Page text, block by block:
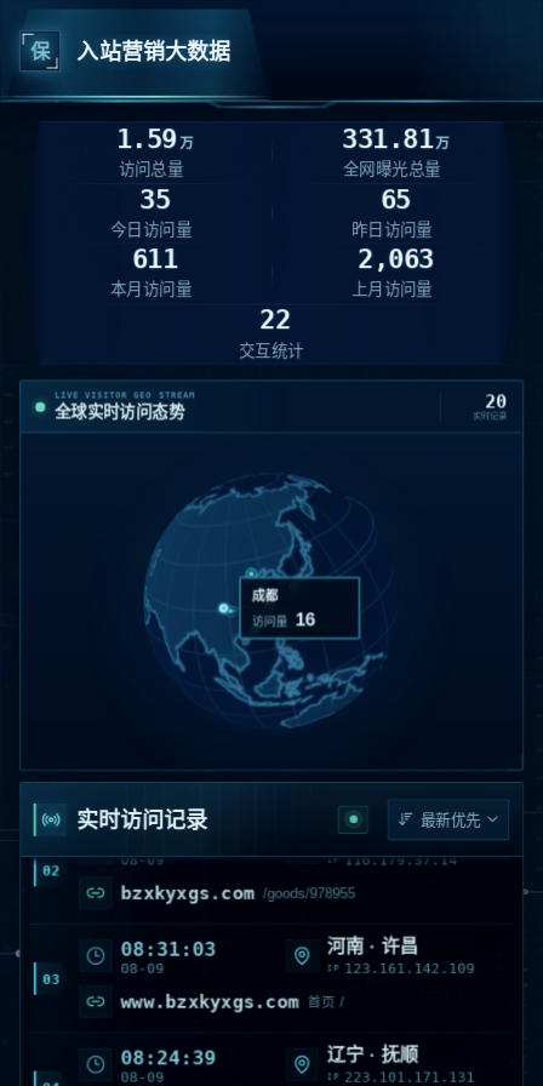
保 入站营销大数据
1.59万
访问总量
331.81万
全网曝光总量
35
今日访问量
65
昨日访问量
611
本月访问量
2,063
上月访问量
22
交互统计
LIVE VISITOR GEO STREAM
全球实时访问态势 20
实时记录
北京
访问量
实时访问记录
湖南 · 湘西
www.bzxkyxgs.com /product
02
08:32:45 山西 · 阳泉
116.179.37.14
08-09
08:31:03 河南 · 许昌
IP 123.161.142.109
www.bzxkyxgs.com
08-09
08:24:39 辽宁 · 抚顺
IP 223.101.171.131